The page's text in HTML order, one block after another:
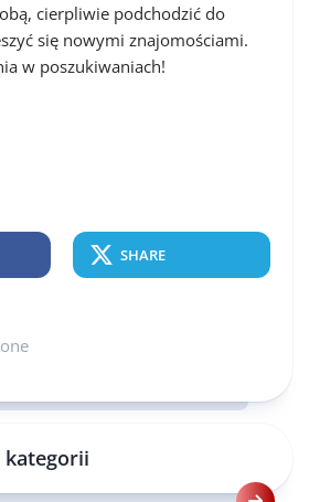
cierpliwie podchodzić do
się nowymi znajomościami.
w poszukiwaniach!
SHARE
kategorii